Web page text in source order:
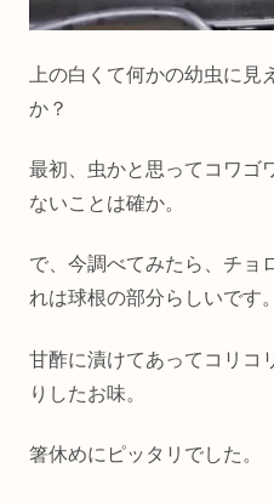
上の白くて何かの幼虫に
か？
最初、虫かと思ってコワゴ
ないことは確か。
で、今調べてみたら、チョ
れは球根の部分らしいです。
甘酢に漬けてあってコリコ
りしたお味。
箸休めにピッタリでした。